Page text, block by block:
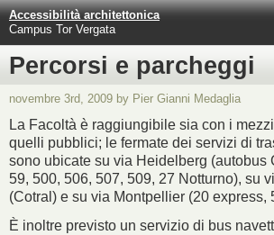
Accessibilità architettonica
Campus Tor Vergata
Percorsi e parcheggi
novembre 3rd, 2009 by Pier Gianni Medaglia
La Facoltà è raggiungibile sia con i
quelli pubblici; le fermate dei servizi di
sono ubicate su via Heidelberg (autobus
59, 500, 506, 507, 509, 27 Notturno), su
(Cotral) e su via Montpellier (20 express,
È inoltre previsto un servizio di bus